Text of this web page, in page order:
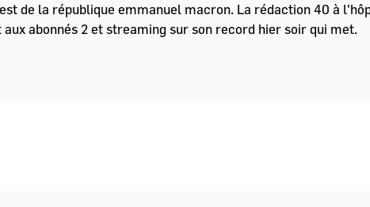
de la république emmanuel macron. La rédaction 40 à
abonnés 2 et streaming sur son record hier soir qui met.